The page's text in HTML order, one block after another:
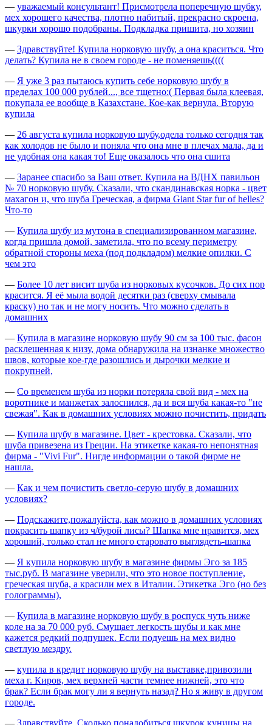
— уважаемый консультант! Присмотрела поперечную шубку,
мех хорошего качества, плотно набитый, прекрасно скроена,
шкурки хорошо подобраны. Подкладка пришита, но хозяин
— Здравствуйте! Купила норковую шубу, а она краситься. Что
делать? Купила не в своем городе - не поменяешь((((
— Я уже 3 раз пытаюсь купить себе норковую шубу в
пределах 100 000 рублей..., все тщетно:( Первая была клеевая,
покупала ее вообще в Казахстане. Кое-как вернула. Вторую
купила
— 26 августа купила норковую шубу,одела только сегодня так
как холодов не было и поняла что она мне в плечах мала, да и
не удобная она какая то! Еще оказалось что она сшита
— Заранее спасибо за Ваш ответ. Купила на ВДНХ павильон
№ 70 норковую шубу. Сказали, что скандинавская норка - цвет
махагон и, что шуба Греческая, а фирма Giant Star fur of helles?
Что-то
— Купила шубу из мутона в специализированном магазине,
когда пришла домой, заметила, что по всему периметру
обратной стороны меха (под подкладом) мелкие опилки. С
чем это
— Более 10 лет висит шуба из норковых кусочков. До сих пор
красится. Я её мыла водой десятки раз (сверху смывала
краску) но так и не могу носить. Что можно сделать в
домашних
— Купила в магазине норковую шубу 90 см за 100 тыс. фасон
расклешенная к низу, дома обнаружила на изнанке множество
швов, которые кое-где разошлись и дырочки мелкие и
покрупней,
— Со временем шуба из норки потеряла свой вид - мех на
воротнике и манжетах залоснился, да и вся шуба какая-то "не
свежая". Как в домашних условиях можно почистить, придать
— Купила шубу в магазине. Цвет - крестовка. Сказали, что
шуба привезена из Греции. На этикетке какая-то непонятная
фирма - "Vivi Fur". Нигде информации о такой фирме не
нашла.
— Как и чем почистить светло-серую шубу в домашних
условиях?
— Подскажите,пожалуйста, как можно в домашних условиях
покрасить шапку из ч/бурой лисы? Шапка мне нравится, мех
хороший, только стал не много старовато выглядеть-шапка
— Я купила норковую шубу в магазине фирмы Эго за 185
тыс.руб. В магазине уверили, что это новое поступление,
греческая шуба, а красили мех в Италии. Этикетка Эго (но без
голограммы),
— Купила в магазине норковую шубу в роспуск чуть ниже
коле на за 70 000 руб. Смущает легкость шубы и как мне
кажется редкий подпушек. Если подуешь на мех видно
светлую мездру.
— купила в кредит норковую шубу на выставке,привозили
меха г. Киров, мех верхней части темнее нижней, это что
брак? Если брак могу ли я вернуть назад? Но я живу в другом
городе.
— Здравствуйте. Сколько понадобиться шкурок куницы на